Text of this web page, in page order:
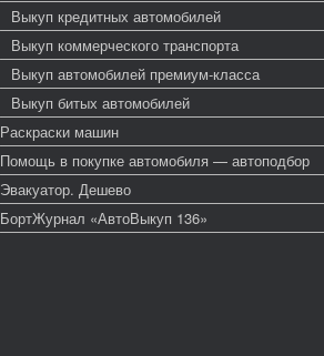
Выкуп кредитных автомобилей
Выкуп коммерческого транспорта
Выкуп автомобилей премиум-класса
Выкуп битых автомобилей
Раскраски машин
Помощь в покупке автомобиля — автоподбор
Эвакуатор. Дешево
БортЖурнал «АвтоВыкуп 136»